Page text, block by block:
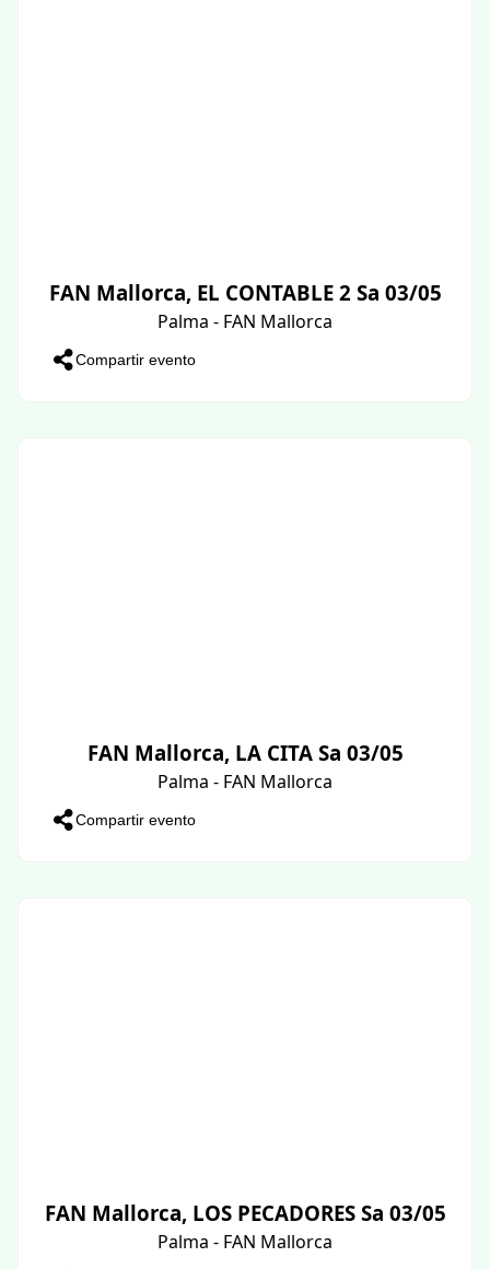
FAN Mallorca, EL CONTABLE 2 Sa 03/05
Palma - FAN Mallorca
Compartir evento
FAN Mallorca, LA CITA Sa 03/05
Palma - FAN Mallorca
Compartir evento
FAN Mallorca, LOS PECADORES Sa 03/05
Palma - FAN Mallorca